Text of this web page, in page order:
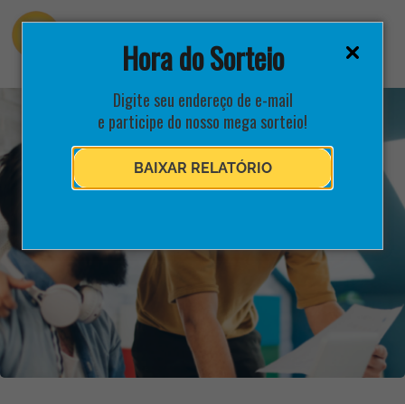
Hora do Sorteio
Digite seu endereço de e-mail
e participe do nosso mega sorteio!
BAIXAR RELATÓRIO